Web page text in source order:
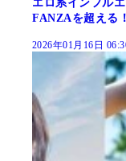
エロ系インフル
FANZAを超える！
2026年01月16日